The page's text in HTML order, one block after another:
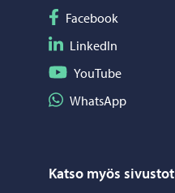
Seuraa Facebook
Facebook
Seuraa LinkedIn
LinkedIn
Seuraa YouTube
YouTube
Jaa WhatsApp
WhatsApp
Katso myös sivustot